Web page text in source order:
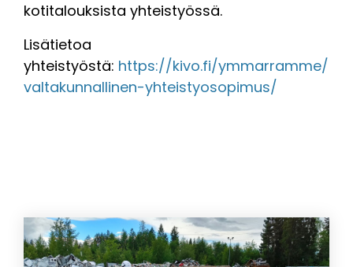
kotitalouksista yhteistyössä.
Lisätietoa
yhteistyöstä: https://kivo.fi/ymmarramme/
valtakunnallinen-yhteistyosopimus/